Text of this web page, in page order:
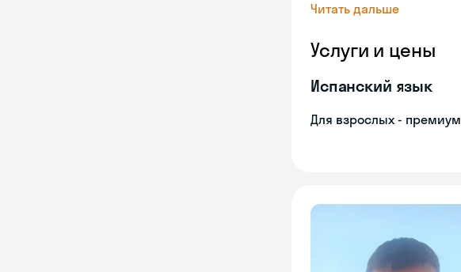
Читать дальше
Услуги и цены
Испанский язык
Для взрослых - премиум